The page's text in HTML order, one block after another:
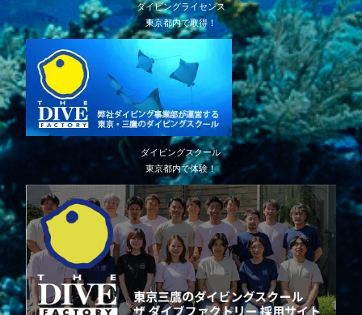
ダイビングライセンス
東京都内で取得！
ダイビングスクール
東京都内で体験！